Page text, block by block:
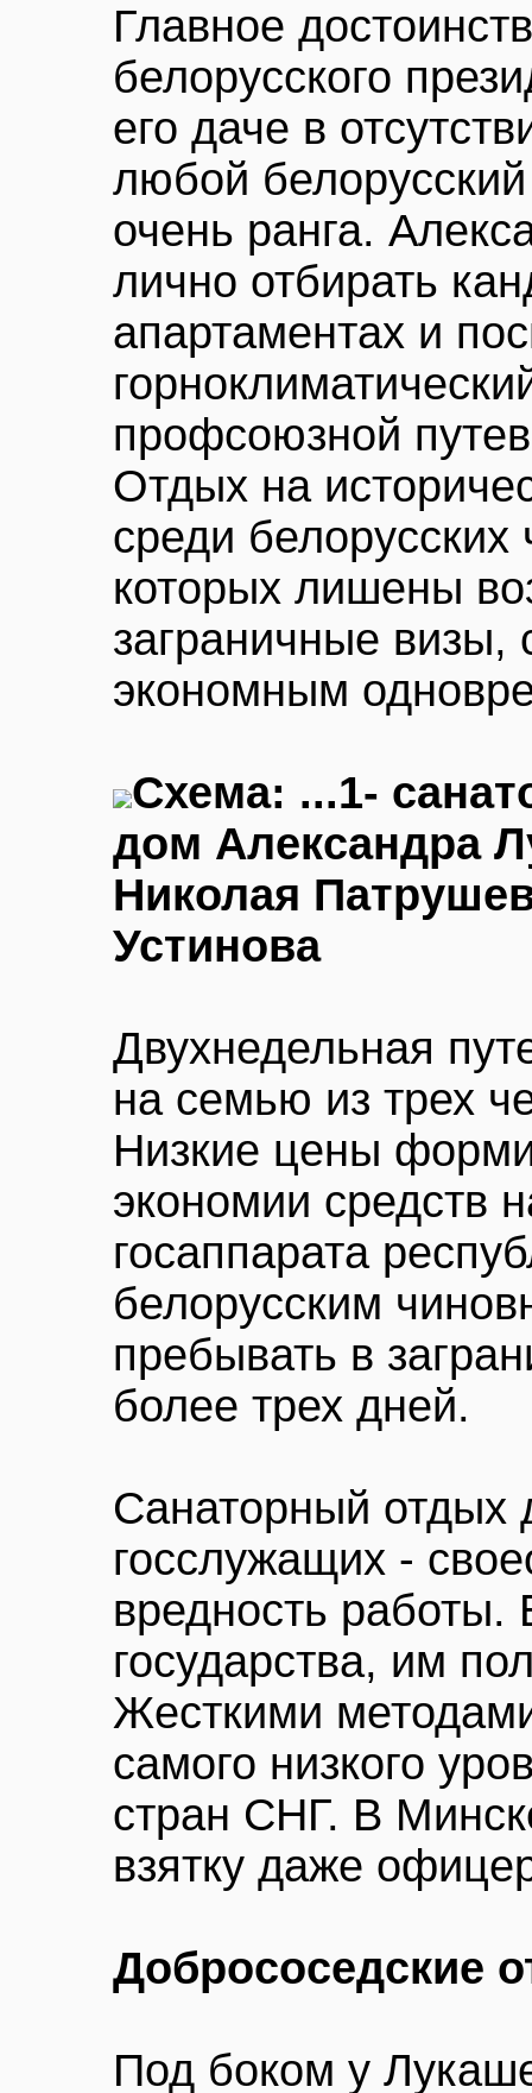
Главное
белорусского
его даче в
любой
очень ранга.
лично отбирать
апартаментах и
профсоюзной
Отдых на
среди белорусских
которых лишены
заграничные визы,
экономным
Cхема: ...1-
дом Александра
Николая
Устинова
Двухнедельная
на семью из трех
Низкие цены
экономии средств
госаппарата
белорусским
пребывать в
более трех дней.
Санаторный отдых
госслужащих -
вредность работы.
государства, им
Жесткими
самого низкого
стран СНГ. В
взятку даже
Добрососедские
Под боком у